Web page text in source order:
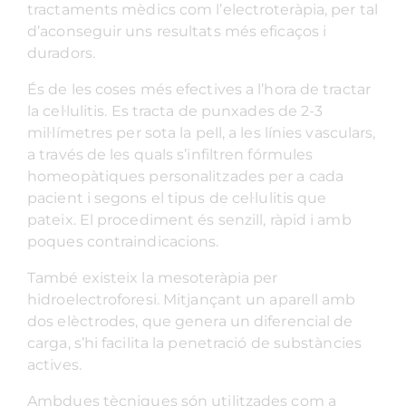
tractaments mèdics com l’electroteràpia, per tal
d’aconseguir uns resultats més eficaços i
duradors.
És de les coses més efectives a l’hora de tractar
la cel·lulitis. Es tracta de punxades de 2-3
mil·límetres per sota la pell, a les línies vasculars,
a través de les quals s’infiltren fórmules
homeopàtiques personalitzades per a cada
pacient i segons el tipus de cel·lulitis que
pateix. El procediment és senzill, ràpid i amb
poques contraindicacions.
També existeix la mesoteràpia per
hidroelectroforesi. Mitjançant un aparell amb
dos elèctrodes, que genera un diferencial de
carga, s’hi facilita la penetració de substàncies
actives.
Ambdues tècniques són utilitzades com a